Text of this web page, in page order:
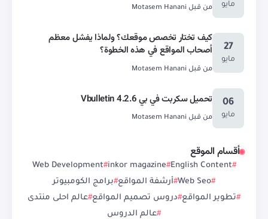
مايو من قبل Motasem Hanani
27
مايو
كيف تختار تخصص موقعك؟ ولماذا يفشل معظم
أصحاب المواقع في هذه الخطوة؟
من قبل Motasem Hanani
06
مايو
تحميل سكربت في بي Vbulletin 4.2.6
من قبل Motasem Hanani
أقسام الموقع
English Content
inkor magazine
Web Development
Web Seo أرشفة المواقع برامج الكومبيوتر
تطوير المواقع دروس تصميم المواقع عالم احلى منتدى
عالم الدروس